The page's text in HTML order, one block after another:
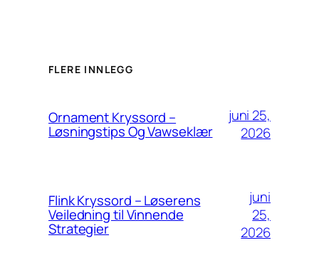
FLERE INNLEGG
Ornament Kryssord –
Løsningstips Og Vawseklær
juni 25,
2026
Flink Kryssord – Løserens
Veiledning til Vinnende
Strategier
juni
25,
2026